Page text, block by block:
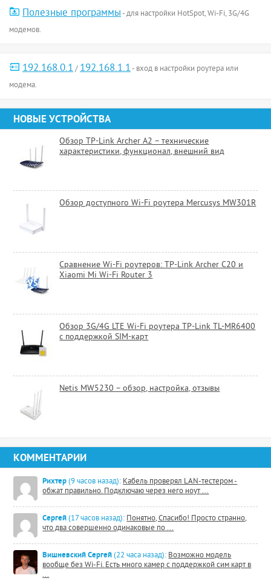
Полезные программы- для настройки HotSpot, Wi-Fi, 3G/4G
модемов.
192.168.0.1/192.168.1.1- вход в настройки роутера или
модема.
НОВЫЕ УСТРОЙСТВА
Обзор TP-Link Archer A2 – технические
характеристики, функционал, внешний вид
Обзор доступного Wi-Fi роутера Mercusys MW301R
Сравнение Wi-Fi роутеров: TP-Link Archer C20 и
Xiaomi Mi Wi-Fi Router 3
Обзор 3G/4G LTE Wi-Fi роутера TP-Link TL-MR6400
с поддержкой SIM-карт
Netis MW5230 – обзор, настройка, отзывы
КОММЕНТАРИИ
Рихтер (9 часов назад): Кабель проверял LAN-тестером -
обжат правильно. Подключаю через него ноут ...
Сергей (17 часов назад): Понятно, Спасибо! Просто странно,
что два совершенно одинаковые по ...
Вишневский Сергей (22 часа назад): Возможно модель
вообще без Wi-Fi. Есть много камер с поддержкой сим карт в
...